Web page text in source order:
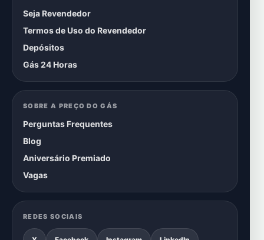
Seja Revendedor
Termos de Uso do Revendedor
Depósitos
Gás 24 Horas
SOBRE A PREÇO DO GÁS
Perguntas Frequentes
Blog
Aniversário Premiado
Vagas
REDES SOCIAIS